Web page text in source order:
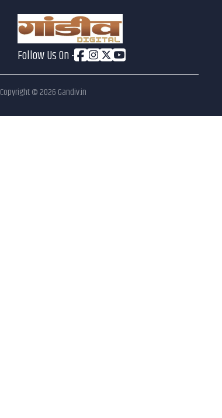
Follow Us On -
Copyright © 2026 Gandiv.in